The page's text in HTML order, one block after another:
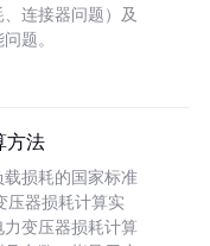
连接器问题）及
题。
方法
损耗的国家标准
压器损耗计算实
变压器损耗计算